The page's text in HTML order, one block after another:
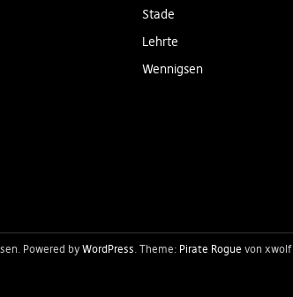
Stade
Lehrte
Wennigsen
Powered by WordPress Theme: Pirate Rogue von xwolf